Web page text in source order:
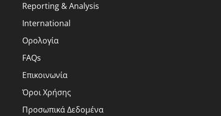
Reporting & Analysis
International
Ορολογία
FAQs
Επικοινωνία
Όροι Χρήσης
Προσωπικά Δεδομένα